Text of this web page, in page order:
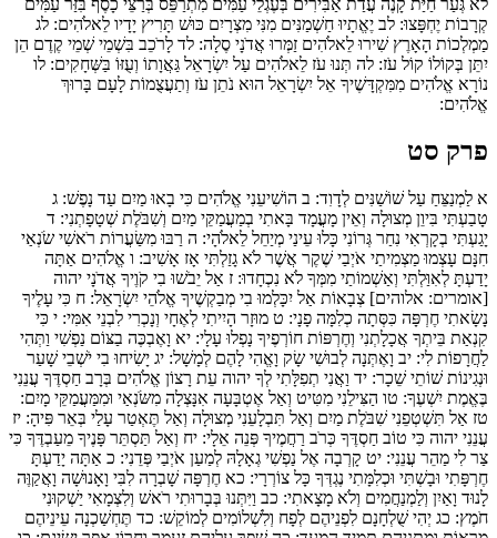
לא גְּעַר חַיַּת קָנֶה עֲדַת אַבִּירִים בְּעֶגְלֵי עַמִּים מִתְרַפֵּס בְּרַצֵּי כָסֶף בִּזַּר עַמִּים
קְרָבוֹת יֶחְפָּצוּ: לב יֶאֱתָיוּ חַשְׁמַנִּים מִנִּי מִצְרָיִם כּוּשׁ תָּרִיץ יָדָיו לֵאלֹהִים: לג
מַמְלְכוֹת הָאָרֶץ שִׁירוּ לֵאלֹהִים זַמְּרוּ אֲדֹנָי סֶלָה: לד לָרֹכֵב בִּשְׁמֵי שְׁמֵי קֶדֶם הֵן
יִתֵּן בְּקוֹלוֹ קוֹל עֹז: לה תְּנוּ עֹז לֵאלֹהִים עַל יִשְׂרָאֵל גַּאֲוָתוֹ וְעֻזּוֹ בַּשְּׁחָקִים: לו
נוֹרָא אֱלֹהִים מִמִּקְדָּשֶׁיךָ אֵל יִשְׂרָאֵל הוּא נֹתֵן עֹז וְתַעֲצֻמוֹת לָעָם בָּרוּךְ
אֱלֹהִים:
פרק סט
א לַמְנַצֵּחַ עַל שׁוֹשַׁנִּים לְדָוִד: ב הוֹשִׁיעֵנִי אֱלֹהִים כִּי בָאוּ מַיִם עַד נָפֶשׁ: ג
טָבַעְתִּי בִּיוֵן מְצוּלָה וְאֵין מָעֳמָד בָּאתִי בְמַעֲמַקֵּי מַיִם וְשִׁבֹּלֶת שְׁטָפָתְנִי: ד
יָגַעְתִּי בְקָרְאִי נִחַר גְּרוֹנִי כָּלוּ עֵינַי מְיַחֵל לֵאלֹהָי: ה רַבּוּ מִשַּׂעֲרוֹת רֹאשִׁי שֹׂנְאַי
חִנָּם עָצְמוּ מַצְמִיתַי אֹיְבַי שֶׁקֶר אֲשֶׁר לֹא גָזַלְתִּי אָז אָשִׁיב: ו אֱלֹהִים אַתָּה
יָדַעְתָּ לְאִוַּלְתִּי וְאַשְׁמוֹתַי מִמְּךָ לֹא נִכְחָדוּ: ז אַל יֵבֹשׁוּ בִי קֹוֶיךָ אֲדֹנָי יהוה
[אומרים: אלוהים] צְבָאוֹת אַל יִכָּלְמוּ בִי מְבַקְשֶׁיךָ אֱלֹהֵי יִשְׂרָאֵל: ח כִּי עָלֶיךָ
נָשָׂאתִי חֶרְפָּה כִּסְּתָה כְלִמָּה פָנָי: ט מוּזָר הָיִיתִי לְאֶחָי וְנָכְרִי לִבְנֵי אִמִּי: י כִּי
קִנְאַת בֵּיתְךָ אֲכָלָתְנִי וְחֶרְפּוֹת חוֹרְפֶיךָ נָפְלוּ עָלָי: יא וָאֶבְכֶּה בַצּוֹם נַפְשִׁי וַתְּהִי
לַחֲרָפוֹת לִי: יב וָאֶתְּנָה לְבוּשִׁי שָׂק וָאֱהִי לָהֶם לְמָשָׁל: יג יָשִׂיחוּ בִי יֹשְׁבֵי שָׁעַר
וּנְגִינוֹת שׁוֹתֵי שֵׁכָר: יד וַאֲנִי תְפִלָּתִי לְךָ יהוה עֵת רָצוֹן אֱלֹהִים בְּרָב חַסְדֶּךָ עֲנֵנִי
בֶּאֱמֶת יִשְׁעֶךָ: טו הַצִּילֵנִי מִטִּיט וְאַל אֶטְבָּעָה אִנָּצְלָה מִשֹּׂנְאַי וּמִמַּעֲמַקֵּי מָיִם:
טז אַל תִּשְׁטְפֵנִי שִׁבֹּלֶת מַיִם וְאַל תִּבְלָעֵנִי מְצוּלָה וְאַל תֶּאְטַר עָלַי בְּאֵר פִּיהָ: יז
עֲנֵנִי יהוה כִּי טוֹב חַסְדֶּךָ כְּרֹב רַחֲמֶיךָ פְּנֵה אֵלָי: יח וְאַל תַּסְתֵּר פָּנֶיךָ מֵעַבְדֶּךָ כִּי
צַר לִי מַהֵר עֲנֵנִי: יט קָרְבָה אֶל נַפְשִׁי גְאָלָהּ לְמַעַן אֹיְבַי פְּדֵנִי: כ אַתָּה יָדַעְתָּ
חֶרְפָּתִי וּבָשְׁתִּי וּכְלִמָּתִי נֶגְדְּךָ כָּל צוֹרְרָי: כא חֶרְפָּה שָׁבְרָה לִבִּי וָאָנוּשָׁה וָאֲקַוֶּה
לָנוּד וָאַיִן וְלַמְנַחֲמִים וְלֹא מָצָאתִי: כב וַיִּתְּנוּ בְּבָרוּתִי רֹאשׁ וְלִצְמָאִי יַשְׁקוּנִי
חֹמֶץ: כג יְהִי שֻׁלְחָנָם לִפְנֵיהֶם לְפָח וְלִשְׁלוֹמִים לְמוֹקֵשׁ: כד תֶּחְשַׁכְנָה עֵינֵיהֶם